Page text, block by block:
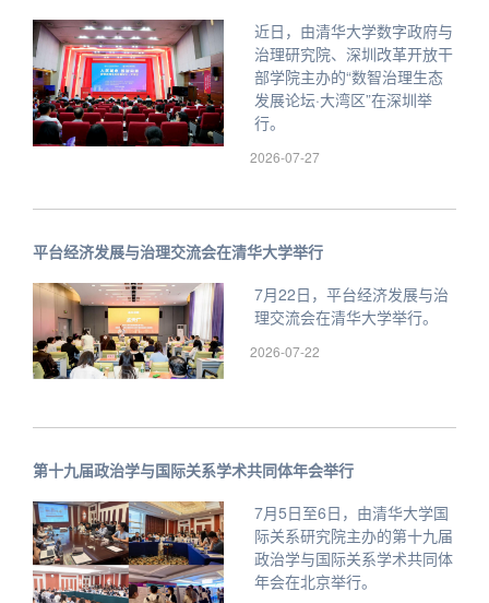
近日，由清华大学数字政府与
治理研究院、深圳改革开放干
部学院主办的“数智治理生态
发展论坛·大湾区”在深圳举
行。
2026-07-27
平台经济发展与治理交流会在清华大学举行
7月22日，平台经济发展与治
理交流会在清华大学举行。
2026-07-22
第十九届政治学与国际关系学术共同体年会举行
7月5日至6日，由清华大学国
际关系研究院主办的第十九届
政治学与国际关系学术共同体
年会在北京举行。